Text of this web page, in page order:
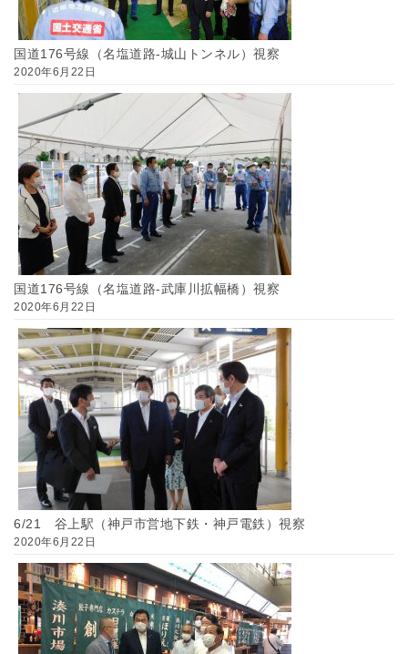
国道176号線（名塩道路-城山トンネル）視察
2020年6月22日
国道176号線（名塩道路-武庫川拡幅橋）視察
2020年6月22日
6/21 谷上駅（神戸市営地下鉄・神戸電鉄）視察
2020年6月22日